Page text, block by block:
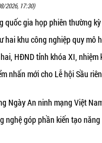
2026, 17:30)
quốc gia họp phiên thường
hai khu công nghiệp quy mô
HĐND tỉnh khóa XI, nhiệm
nhấn mới cho Lễ hội Sầu
Ngày An ninh mạng Việt
nghệ góp phần kiến tạo